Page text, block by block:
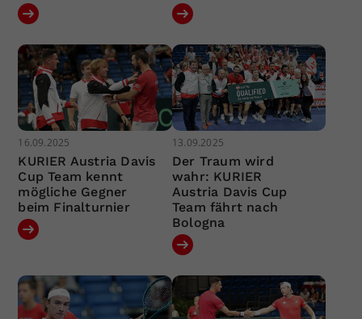
16.09.2025
KURIER Austria Davis
Cup Team kennt
mögliche Gegner
beim Finalturnier
13.09.2025
Der Traum wird
wahr: KURIER
Austria Davis Cup
Team fährt nach
Bologna